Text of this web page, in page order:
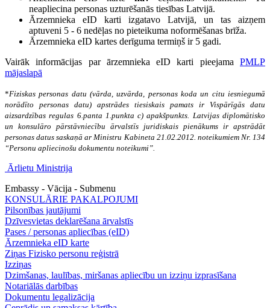
neapliecina personas uzturēšanās tiesības Latvijā.
Ārzemnieka eID karti izgatavo Latvijā, un tas aizņem
aptuveni 5 - 6 nedēļas no pieteikuma noformēšanas brīža.
Ārzemnieka eID kartes derīguma termiņš ir 5 gadi.
Vairāk informācijas par ārzemnieka eID karti pieejama PMLP
mājaslapā
*Fiziskas personas datu (vārda, uzvārda, personas koda un citu iesniegumā
norādīto personas datu) apstrādes tiesiskais pamats ir Vispārīgās datu
aizsardzības regulas 6.panta 1.punkta c) apakšpunkts. Latvijas diplomātisko
un konsulāro pārstāvniecību ārvalstīs juridiskais pienākums ir apstrādāt
personas datus saskaņā ar Ministru Kabineta 21.02.2012. noteikumiem Nr. 134
“Personu apliecinošu dokumentu noteikumi”.
Ārlietu Ministrija
Embassy - Vācija - Submenu
KONSULĀRIE PAKALPOJUMI
Pilsonības jautājumi
Dzīvesvietas deklarēšana ārvalstīs
Pases / personas apliecības (eID)
Ārzemnieka eID karte
Ziņas Fizisko personu reģistrā
Izziņas
Dzimšanas, laulības, miršanas apliecību un izziņu izprasīšana
Notariālās darbības
Dokumentu legalizācija